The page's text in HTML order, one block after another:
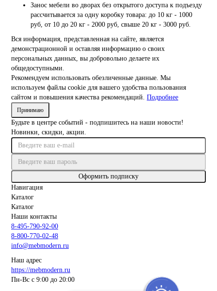
Занос мебели во дворах без открытого доступа к подъезду
рассчитывается за одну коробку товара: до 10 кг - 1000
руб, от 10 до 20 кг - 2000 руб, свыше 20 кг - 3000 руб.
Вся информация, представленная на сайте, является
демонстрационной и оставляя информацию о своих
персональных данных, вы добровольно делаете их
общедоступными.
Рекомендуем использовать обезличенные данные. Мы
используем файлы cookie для вашего удобства пользования
сайтом и повышения качества рекомендаций. Подробнее
Принимаю
Будьте в центре событий - подпишитесь на наши новости!
Новинки, скидки, акции.
Оформить подписку
Навигация
Каталог
Каталог
Наши контакты
8-495-790-92-00
8-800-770-02-48
info@mebmodern.ru
Наш адрес
https://mebmodern.ru
Пн-Вс с 9:00 до 20:00